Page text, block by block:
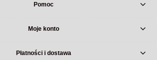
Pomoc
Moje konto
Płatności i dostawa